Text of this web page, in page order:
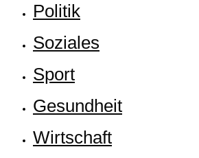
Poli­tik
Sozia­les
Sport
Gesund­heit
Wirt­schaft